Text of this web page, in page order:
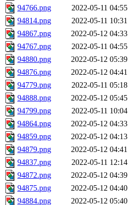
94766.png
2022-05-11 04:55
94814.png
2022-05-11 10:31
94867.png
2022-05-12 04:33
94767.png
2022-05-11 04:55
94880.png
2022-05-12 05:39
94876.png
2022-05-12 04:41
94779.png
2022-05-11 05:18
94888.png
2022-05-12 05:45
94799.png
2022-05-11 10:04
94864.png
2022-05-12 04:33
94859.png
2022-05-12 04:13
94879.png
2022-05-12 04:41
94837.png
2022-05-11 12:14
94872.png
2022-05-12 04:39
94875.png
2022-05-12 04:40
94884.png
2022-05-12 05:40